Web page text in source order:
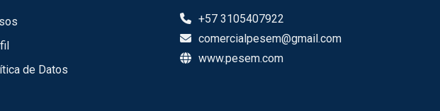
de Datos
+57 3105407922
comercialpesem@gmail.com
www.pesem.com